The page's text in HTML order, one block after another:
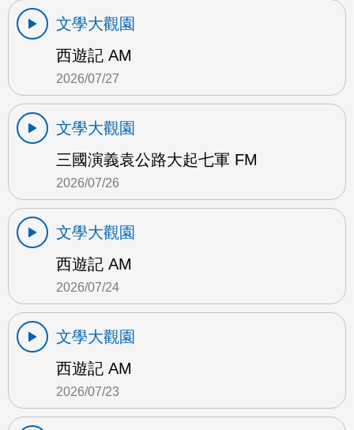
文學大觀園
西遊記 AM
2026/07/27
文學大觀園
三國演義袁公路大起七軍 FM
2026/07/26
文學大觀園
西遊記 AM
2026/07/24
文學大觀園
西遊記 AM
2026/07/23